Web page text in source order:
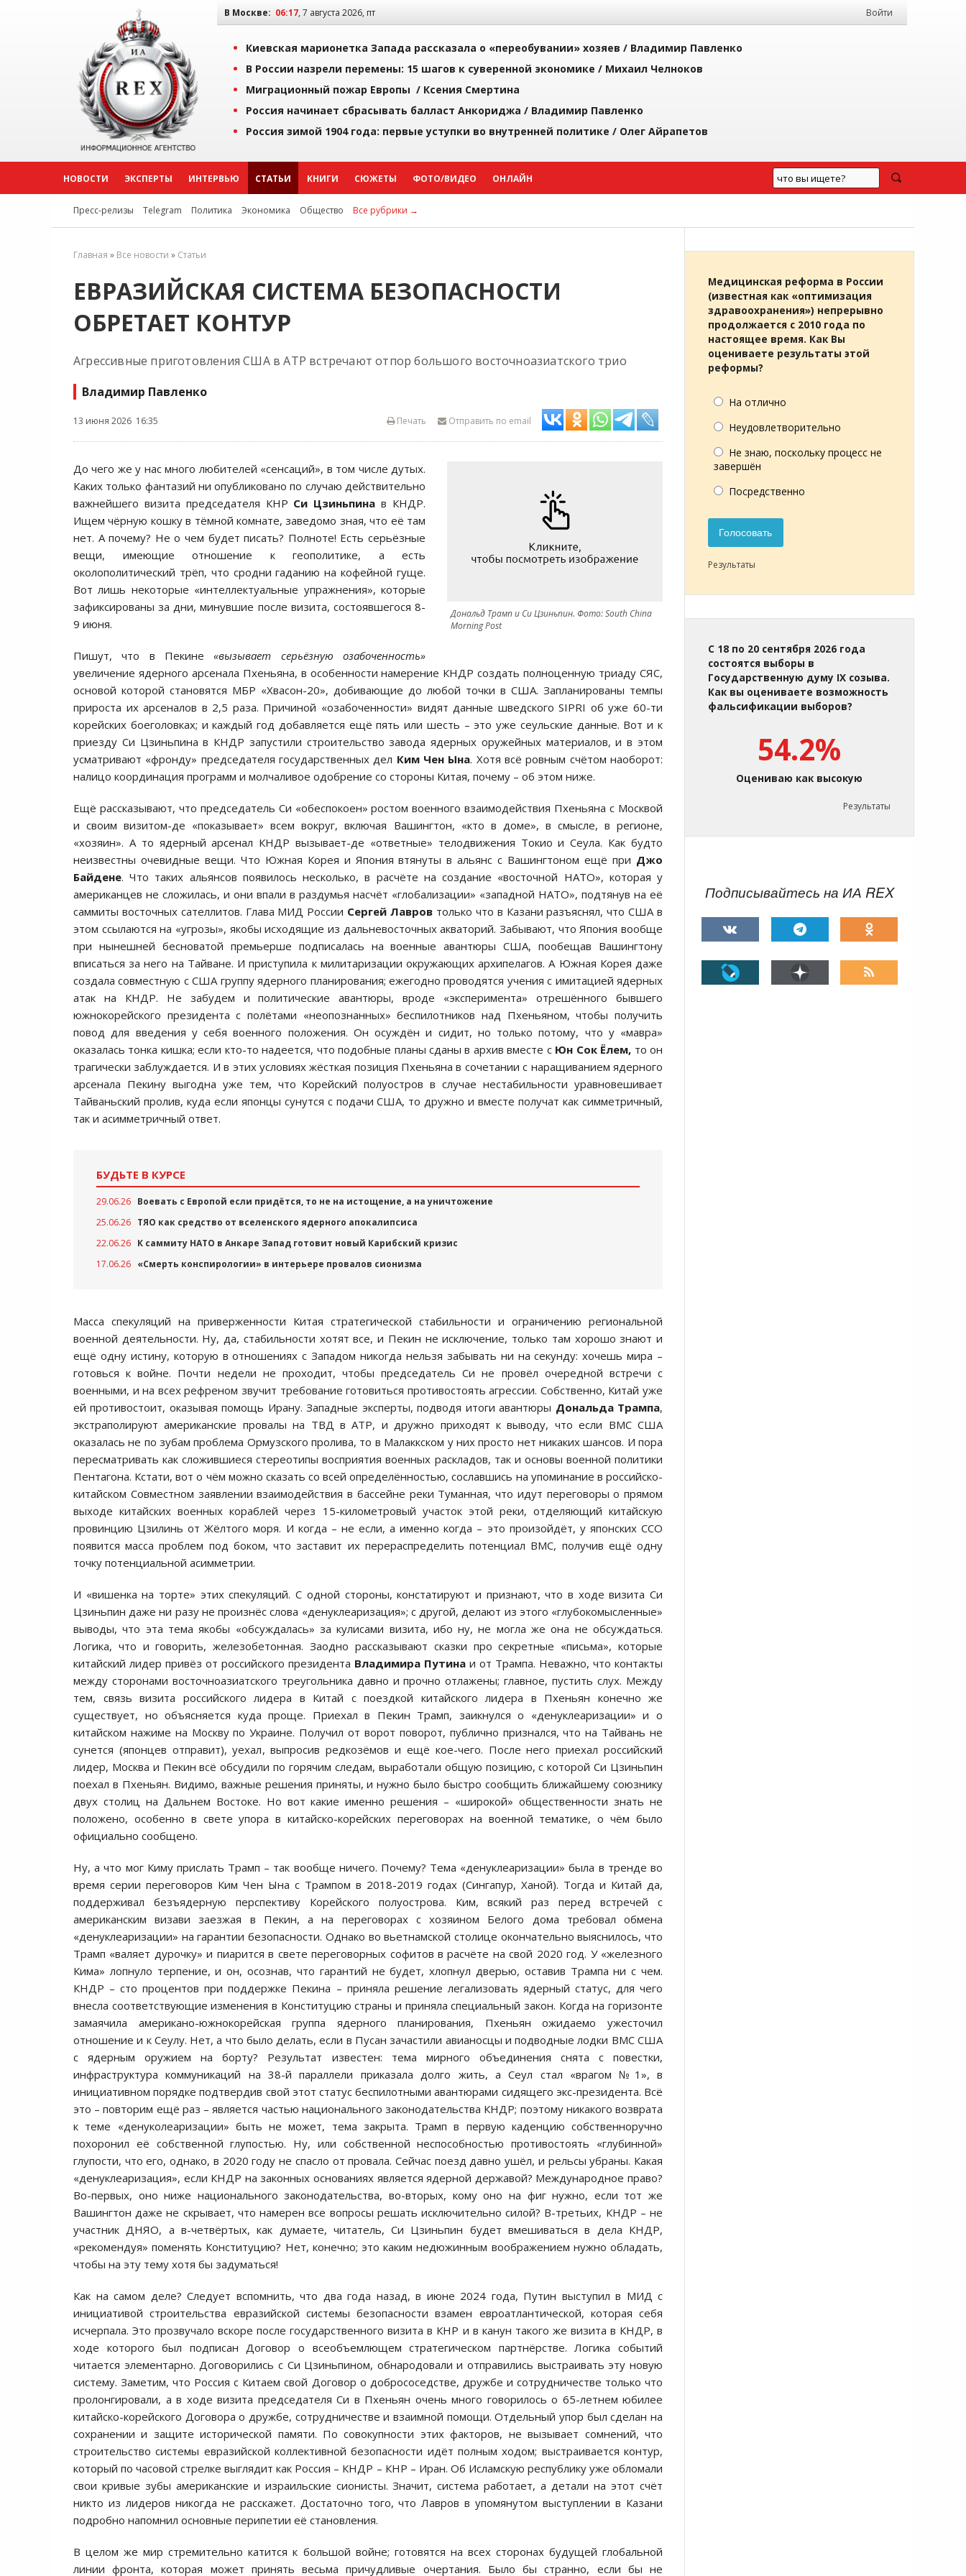
В Москве: 06:17, 7 августа 2026, пт Войти
Киевская марионетка Запада рассказала о «переобувании» хозяев / Владимир Павленко
В России назрели перемены: 15 шагов к суверенной экономике / Михаил Челноков
Миграционный пожар Европы / Ксения Смертина
Россия начинает сбрасывать балласт Анкориджа / Владимир Павленко
Россия зимой 1904 года: первые уступки во внутренней политике / Олег Айрапетов
НОВОСТИ ЭКСПЕРТЫ ИНТЕРВЬЮ СТАТЬИ КНИГИ СЮЖЕТЫ ФОТО/ВИДЕО ОНЛАЙН
Пресс-релизы Telegram Политика Экономика Общество Все рубрики →
Главная » Все новости » Статьи
ЕВРАЗИЙСКАЯ СИСТЕМА БЕЗОПАСНОСТИ
ОБРЕТАЕТ КОНТУР
Агрессивные приготовления США в АТР встречают отпор большого восточноазиатского трио
Владимир Павленко
13 июня 2026 16:35 Отправить по email
Печать
Дональд Трамп и Си Цзиньпин. Фото: South China
Morning Post
До чего же у нас много любителей «сенсаций», в том числе дутых.
Каких только фантазий ни опубликовано по случаю действительно
важнейшего визита председателя КНР Си Цзиньпинав КНДР.
Ищем чёрную кошку в тёмной комнате, заведомо зная, что её там
нет. А почему? Не о чем будет писать? Полноте! Есть серьёзные
вещи, имеющие отношение к геополитике, а есть
околополитический трёп, что сродни гаданию на кофейной гуще.
Вот лишь некоторые «интеллектуальные упражнения», которые
зафиксированы за дни, минувшие после визита, состоявшегося 8-
9 июня.
Пишут, что в Пекине«вызывает серьёзную озабоченность»
увеличение ядерного арсенала Пхеньяна, в особенности намерение КНДР создать полноценную триаду СЯС,
основой которой становятся МБР «Хвасон-20», добивающие до любой точки в США. Запланированы темпы
прироста их арсеналов в 2,5 раза. Причиной «озабоченности» видят данные шведского SIPRI об уже 60-ти
корейских боеголовках; и каждый год добавляется ещё пять или шесть – это уже сеульские данные. Вот и к
приезду Си Цзиньпина в КНДР запустили строительство завода ядерных оружейных материалов, и в этом
усматривают «фронду» председателя государственных дел Ким Чен Ына. Хотя всё ровным счётом наоборот:
налицо координация программ и молчаливое одобрение со стороны Китая, почему – об этом ниже.
Ещё рассказывают, что председатель Си «обеспокоен» ростом военного взаимодействия Пхеньяна с Москвой
и своим визитом-де «показывает» всем вокруг, включая Вашингтон, «кто в доме», в смысле, в регионе,
«хозяин». А то ядерный арсенал КНДР вызывает-де «ответные» телодвижения Токио и Сеула. Как будто
неизвестны очевидные вещи. Что Южная Корея и Япония втянуты в альянс с Вашингтоном ещё при Джо
Байдене. Что таких альянсов появилось несколько, в расчёте на создание «восточной НАТО», которая у
американцев не сложилась, и они впали в раздумья насчёт «глобализации» «западной НАТО», подтянув на её
саммиты восточных сателлитов. Глава МИД России Сергей Лавров только что в Казани разъяснял, что США в
этом ссылаются на «угрозы», якобы исходящие из дальневосточных акваторий. Забывают, что Япония вообще
при нынешней бесноватой премьерше подписалась на военные авантюры США, пообещав Вашингтону
вписаться за него на Тайване. И приступила к милитаризации окружающих архипелагов. А Южная Корея даже
создала совместную с США группу ядерного планирования; ежегодно проводятся учения с имитацией ядерных
атак на КНДР. Не забудем и политические авантюры, вроде «эксперимента» отрешённого бывшего
южнокорейского президента с полётами «неопознанных» беспилотников над Пхеньяном, чтобы получить
повод для введения у себя военного положения. Он осуждён и сидит, но только потому, что у «мавра»
оказалась тонка кишка; если кто-то надеется, что подобные планы сданы в архив вместе с Юн Сок Ёлем, то он
трагически заблуждается. И в этих условиях жёсткая позиция Пхеньяна в сочетании с наращиванием ядерного
арсенала Пекину выгодна уже тем, что Корейский полуостров в случае нестабильности уравновешивает
Тайваньский пролив, куда если японцы сунутся с подачи США, то дружно и вместе получат как симметричный,
так и асимметричный ответ.
БУДЬТЕ В КУРСЕ
29.06.26 Воевать с Европой если придётся, то не на истощение, а на уничтожение
25.06.26 ТЯО как средство от вселенского ядерного апокалипсиса
22.06.26 К саммиту НАТО в Анкаре Запад готовит новый Карибский кризис
17.06.26 «Смерть конспирологии» в интерьере провалов сионизма
Масса спекуляций на приверженности Китая стратегической стабильности и ограничению региональной
военной деятельности. Ну, да, стабильности хотят все, и Пекин не исключение, только там хорошо знают и
ещё одну истину, которую в отношениях с Западом никогда нельзя забывать ни на секунду: хочешь мира –
готовься к войне. Почти недели не проходит, чтобы председатель Си не провёл очередной встречи с
военными, и на всех рефреном звучит требование готовиться противостоять агрессии. Собственно, Китай уже
ей противостоит, оказывая помощь Ирану. Западные эксперты, подводя итоги авантюры Дональда Трампа,
экстраполируют американские провалы на ТВД в АТР, и дружно приходят к выводу, что если ВМС США
оказалась не по зубам проблема Ормузского пролива, то в Малаккском у них просто нет никаких шансов. И пора
пересматривать как сложившиеся стереотипы восприятия военных раскладов, так и основы военной политики
Пентагона. Кстати, вот о чём можно сказать со всей определённостью, сославшись на упоминание в российско-
китайском Совместном заявлении взаимодействия в бассейне реки Туманная, что идут переговоры о прямом
выходе китайских военных кораблей через 15-километровый участок этой реки, отделяющий китайскую
провинцию Цзилинь от Жёлтого моря. И когда – не если, а именно когда – это произойдёт, у японских ССО
появится масса проблем под боком, что заставит их перераспределить потенциал ВМС, получив ещё одну
точку потенциальной асимметрии.
И «вишенка на торте» этих спекуляций. С одной стороны, констатируют и признают, что в ходе визита Си
Цзиньпин даже ни разу не произнёс слова «денуклеаризация»; с другой, делают из этого «глубокомысленные»
выводы, что эта тема якобы «обсуждалась» за кулисами визита, ибо ну, не могла же она не обсуждаться.
Логика, что и говорить, железобетонная. Заодно рассказывают сказки про секретные «письма», которые
китайский лидер привёз от российского президента Владимира Путина и от Трампа. Неважно, что контакты
между сторонами восточноазиатского треугольника давно и прочно отлажены; главное, пустить слух. Между
тем, связь визита российского лидера в Китай с поездкой китайского лидера в Пхеньян конечно же
существует, но объясняется куда проще. Приехал в Пекин Трамп, заикнулся о «денуклеаризации» и о
китайском нажиме на Москву по Украине. Получил от ворот поворот, публично признался, что на Тайвань не
сунется (японцев отправит), уехал, выпросив редкозёмов и ещё кое-чего. После него приехал российский
лидер, Москва и Пекин всё обсудили по горячим следам, выработали общую позицию, с которой Си Цзиньпин
поехал в Пхеньян. Видимо, важные решения приняты, и нужно было быстро сообщить ближайшему союзнику
двух столиц на Дальнем Востоке. Но вот какие именно решения – «широкой» общественности знать не
положено, особенно в свете упора в китайско-корейских переговорах на военной тематике, о чём было
официально сообщено.
Ну, а что мог Киму прислать Трамп – так вообще ничего. Почему? Тема «денуклеаризации» была в тренде во
время серии переговоров Ким Чен Ына с Трампом в 2018-2019 годах (Сингапур, Ханой). Тогда и Китай да,
поддерживал безъядерную перспективу Корейского полуострова. Ким, всякий раз перед встречей с
американским визави заезжая в Пекин, а на переговорах с хозяином Белого дома требовал обмена
«денуклеаризации» на гарантии безопасности. Однако во вьетнамской столице окончательно выяснилось, что
Трамп «валяет дурочку» и пиарится в свете переговорных софитов в расчёте на свой 2020 год. У «железного
Кима» лопнуло терпение, и он, осознав, что гарантий не будет, хлопнул дверью, оставив Трампа ни с чем.
КНДР – сто процентов при поддержке Пекина – приняла решение легализовать ядерный статус, для чего
внесла соответствующие изменения в Конституцию страны и приняла специальный закон. Когда на горизонте
замаячила американо-южнокорейская группа ядерного планирования, Пхеньян ожидаемо ужесточил
отношение и к Сеулу. Нет, а что было делать, если в Пусан зачастили авианосцы и подводные лодки ВМС США
с ядерным оружием на борту? Результат известен: тема мирного объединения снята с повестки,
инфраструктура коммуникаций на 38-й параллели приказала долго жить, а Сеул стал «врагом №1», в
инициативном порядке подтвердив свой этот статус беспилотными авантюрами сидящего экс-президента. Всё
это – повторим ещё раз – является частью национального законодательства КНДР; поэтому никакого возврата
к теме «денуколеаризации» быть не может, тема закрыта. Трамп в первую каденцию собственноручно
похоронил её собственной глупостью. Ну, или собственной неспособностью противостоять «глубинной»
глупости, что его, однако, в 2020 году не спасло от провала. Сейчас поезд давно ушёл, и рельсы убраны. Какая
«денуклеаризация», если КНДР на законных основаниях является ядерной державой? Международное право?
Во-первых, оно ниже национального законодательства, во-вторых, кому оно на фиг нужно, если тот же
Вашингтон даже не скрывает, что намерен все вопросы решать исключительно силой? В-третьих, КНДР – не
участник ДНЯО, а в-четвёртых, как думаете, читатель, Си Цзиньпин будет вмешиваться в дела КНДР,
«рекомендуя» поменять Конституцию? Нет, конечно; это каким недюжинным воображением нужно обладать,
чтобы на эту тему хотя бы задуматься!
Как на самом деле? Следует вспомнить, что два года назад, в июне 2024 года, Путин выступил в МИД с
инициативой строительства евразийской системы безопасности взамен евроатлантической, которая себя
исчерпала. Это прозвучало вскоре после государственного визита в КНР и в канун такого же визита в КНДР, в
ходе которого был подписан Договор о всеобъемлющем стратегическом партнёрстве. Логика событий
читается элементарно. Договорились с Си Цзиньпином, обнародовали и отправились выстраивать эту новую
систему. Заметим, что Россия с Китаем свой Договор о добрососедстве, дружбе и сотрудничестве только что
пролонгировали, а в ходе визита председателя Си в Пхеньян очень много говорилось о 65-летнем юбилее
китайско-корейского Договора о дружбе, сотрудничестве и взаимной помощи. Отдельный упор был сделан на
сохранении и защите исторической памяти. По совокупности этих факторов, не вызывает сомнений, что
строительство системы евразийской коллективной безопасности идёт полным ходом; выстраивается контур,
который по часовой стрелке выглядит как Россия – КНДР – КНР – Иран. Об Исламскую республику уже обломали
свои кривые зубы американские и израильские сионисты. Значит, система работает, а детали на этот счёт
никто из лидеров никогда не расскажет. Достаточно того, что Лавров в упомянутом выступлении в Казани
подробно напомнил основные перипетии её становления.
В целом же мир стремительно катится к большой войне; готовятся на всех сторонах будущей глобальной
линии фронта, которая может принять весьма причудливые очертания. Было бы странно, если бы не
Медицинская реформа в России
(известная как «оптимизация
здравоохранения») непрерывно
продолжается с 2010 года по
настоящее время. Как Вы
оцениваете результаты этой
реформы?
На отлично
Неудовлетворительно
Не знаю, поскольку процесс не
завершён
Посредственно
Голосовать
Результаты
С 18 по 20 сентября 2026 года
состоятся выборы в
Государственную думу IX созыва.
Как вы оцениваете возможность
фальсификации выборов?
54.2%
Оцениваю как высокую
Результаты
Подписывайтесь на ИА REX